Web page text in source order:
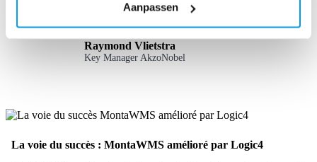
Aanpassen
Raymond Vlietstra
Key Manager AkzoNobel
La voie du succès : MontaWMS amélioré par Logic4